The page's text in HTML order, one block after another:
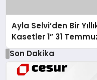
Ayla Selvi’den Bir
Kasetler 1” 31
Son Dakika